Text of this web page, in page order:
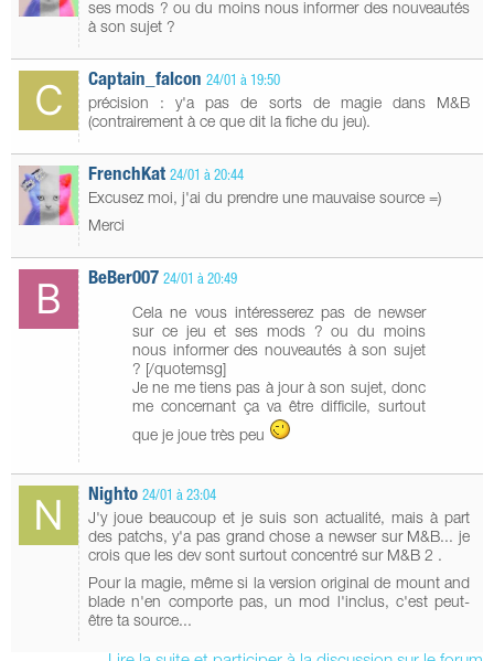
ses mods ? ou du moins nous informer des nouveautés
à son sujet ?
Captain_falcon 24/01 à 19:50
précision : y'a pas de sorts de magie dans M&B
(contrairement à ce que dit la fiche du jeu).
FrenchKat 24/01 à 20:44
Excusez moi, j'ai du prendre une mauvaise source =)
Merci
BeBer007 24/01 à 20:49
Cela ne vous intéresserez pas de newser
sur ce jeu et ses mods ? ou du moins
nous informer des nouveautés à son sujet
? [/quotemsg]
Je ne me tiens pas à jour à son sujet, donc
me concernant ça va être difficile, surtout
que je joue très peu
Nighto 24/01 à 23:04
J'y joue beaucoup et je suis son actualité, mais à part
des patchs, y'a pas grand chose a newser sur M&B... je
crois que les dev sont surtout concentré sur M&B 2 .
Pour la magie, même si la version original de mount and
blade n'en comporte pas, un mod l'inclus, c'est peut-
être ta source...